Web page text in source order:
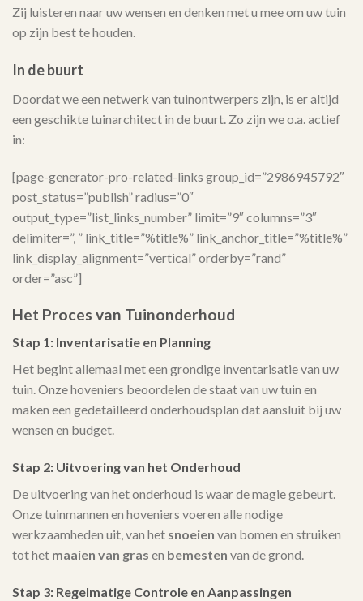
Zij luisteren naar uw wensen en denken met u mee om uw tuin
op zijn best te houden.
In de buurt
Doordat we een netwerk van tuinontwerpers zijn, is er altijd
een geschikte tuinarchitect in de buurt. Zo zijn we o.a. actief
in:
[page-generator-pro-related-links group_id=”2986945792″
post_status=”publish” radius=”0″
output_type=”list_links_number” limit=”9″ columns=”3″
delimiter=”, ” link_title=”%title%” link_anchor_title=”%title%”
link_display_alignment=”vertical” orderby=”rand”
order=”asc”]
Het Proces van Tuinonderhoud
Stap 1: Inventarisatie en Planning
Het begint allemaal met een grondige inventarisatie van uw
tuin. Onze hoveniers beoordelen de staat van uw tuin en
maken een gedetailleerd onderhoudsplan dat aansluit bij uw
wensen en budget.
Stap 2: Uitvoering van het Onderhoud
De uitvoering van het onderhoud is waar de magie gebeurt.
Onze tuinmannen en hoveniers voeren alle nodige
werkzaamheden uit, van het snoeien van bomen en struiken
tot het maaien van gras en bemesten van de grond.
Stap 3: Regelmatige Controle en Aanpassingen